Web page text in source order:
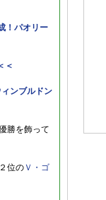
！パオリー
＜
ンブルドン
勝を飾って
位の Ｖ・ゴ